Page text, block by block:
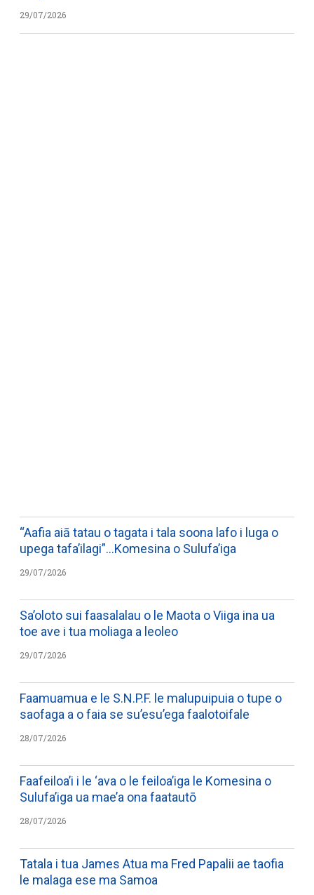
29/07/2026
“Aafia aiā tatau o tagata i tala soona lafo i luga o
upega tafa’ilagi”…Komesina o Sulufa’iga
29/07/2026
Sa’oloto sui faasalalau o le Maota o Viiga ina ua
toe ave i tua moliaga a leoleo
29/07/2026
Faamuamua e le S.N.P.F. le malupuipuia o tupe o
saofaga a o faia se su’esu’ega faalotoifale
28/07/2026
Faafeiloa’i i le ‘ava o le feiloa’iga le Komesina o
Sulufa’iga ua mae’a ona faatautō
28/07/2026
Tatala i tua James Atua ma Fred Papalii ae taofia
le malaga ese ma Samoa